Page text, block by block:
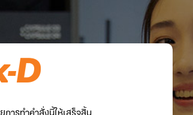
ารทำคำสั่งนี้ให้เสร็จสิ้น